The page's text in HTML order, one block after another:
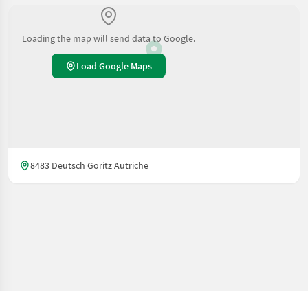
Loading the map will send data to Google.
Load Google Maps
8483 Deutsch Goritz Autriche